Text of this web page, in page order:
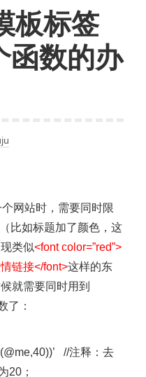
板标签
函数的办
网站时，需要同时限
比如标题加了颜色，这
类似<font color=”red”>
链接</font>这样的东
就需要同时用到
了：
//注释：去
20；